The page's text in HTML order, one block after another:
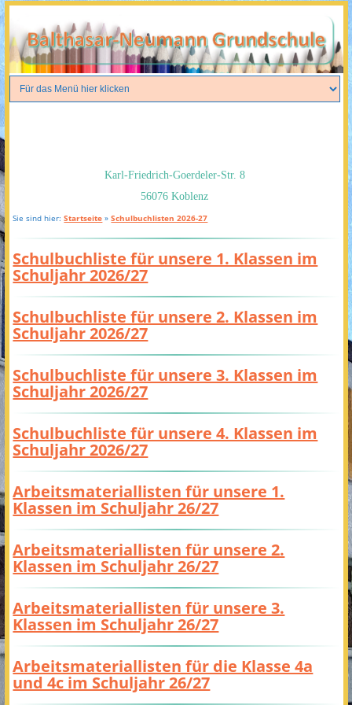
Karl-Friedrich-Goerdeler-Str. 8
56076 Koblenz
Sie sind hier:Startseite »Schulbuchlisten 2026-27
Schulbuchliste für unsere 1. Klassen im
Schuljahr 2026/27
Schulbuchliste für unsere 2. Klassen im
Schuljahr 2026/27
Schulbuchliste für unsere 3. Klassen im
Schuljahr 2026/27
Schulbuchliste für unsere 4. Klassen im
Schuljahr 2026/27
Arbeitsmateriallisten für unsere 1.
Klassen im Schuljahr 26/27
Arbeitsmateriallisten für unsere 2.
Klassen im Schuljahr 26/27
Arbeitsmateriallisten für unsere 3.
Klassen im Schuljahr 26/27
Arbeitsmateriallisten für die Klasse 4a
und 4c im Schuljahr 26/27